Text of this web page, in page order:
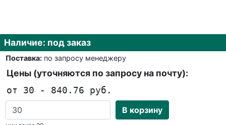
Наличие: под заказ
Поставка:по запросу менеджеру
Цены (уточняются по запросу на почту):
от 30 - 840.76 руб.
В корзину